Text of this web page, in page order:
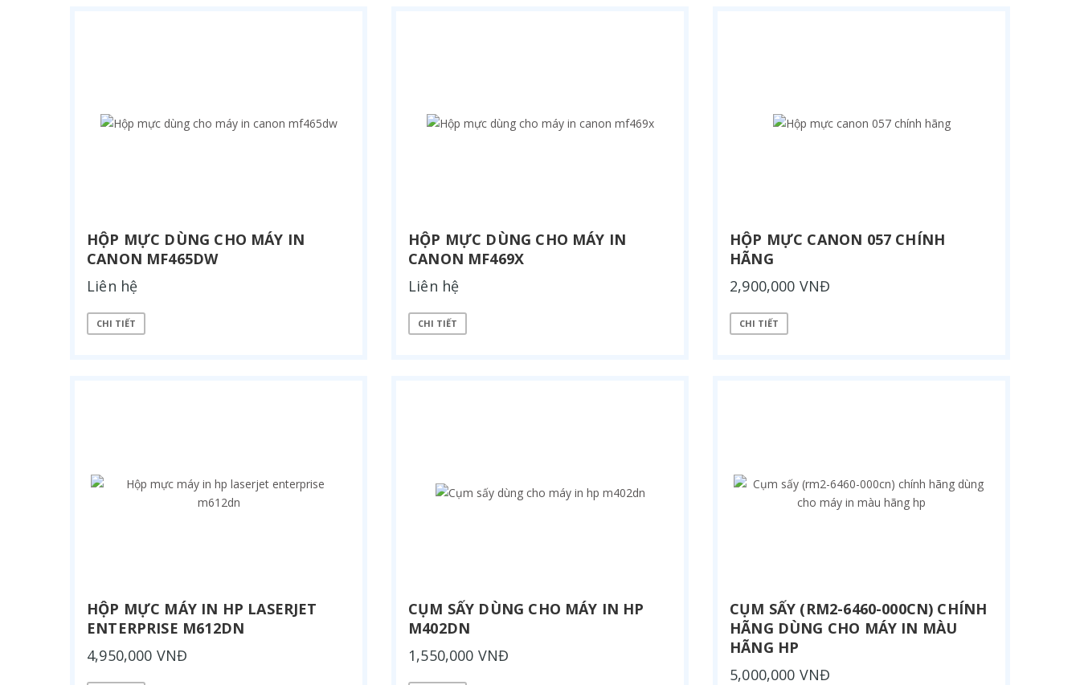
HỘP MỰC DÙNG CHO MÁY IN
CANON MF465DW
Liên hệ
CHI TIẾT
HỘP MỰC DÙNG CHO MÁY IN
CANON MF469X
Liên hệ
CHI TIẾT
HỘP MỰC CANON 057 CHÍNH
HÃNG
2,900,000 VNĐ
CHI TIẾT
HỘP MỰC MÁY IN HP LASERJET
ENTERPRISE M612DN
4,950,000 VNĐ
CỤM SẤY DÙNG CHO MÁY IN HP
M402DN
1,550,000 VNĐ
CỤM SẤY (RM2-6460-000CN) CHÍNH
HÃNG DÙNG CHO MÁY IN MÀU
HÃNG HP
5,000,000 VNĐ